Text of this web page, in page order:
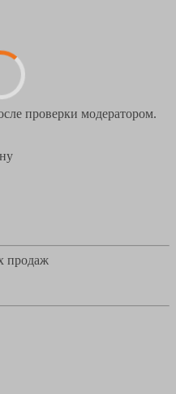
проверки модератором.
продаж